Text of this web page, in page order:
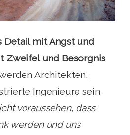
Detail mit Angst und
Zweifel und Besorgnis
Architekten,
Ingenieure sein
voraussehen, dass
werden und uns